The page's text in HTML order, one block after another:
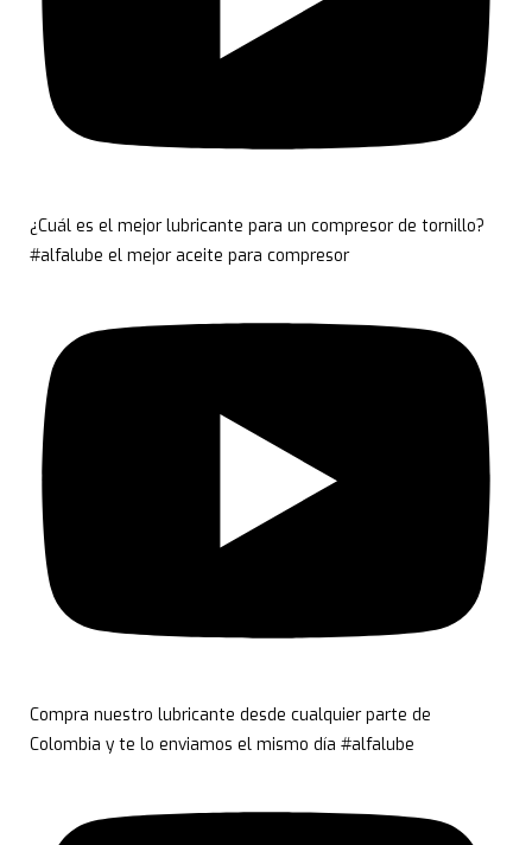
¿Cuál es el mejor lubricante para un compresor de tornillo?
#alfalube el mejor aceite para compresor
Compra nuestro lubricante desde cualquier parte de
Colombia y te lo enviamos el mismo día #alfalube